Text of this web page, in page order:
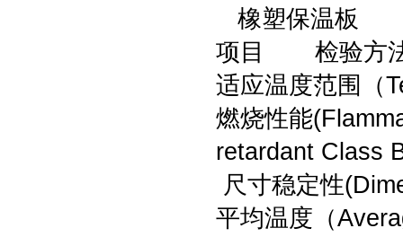
橡塑保温板
项目 检验
适应温度范围
燃烧性能
retardant Class
尺寸稳定性
平均温度（